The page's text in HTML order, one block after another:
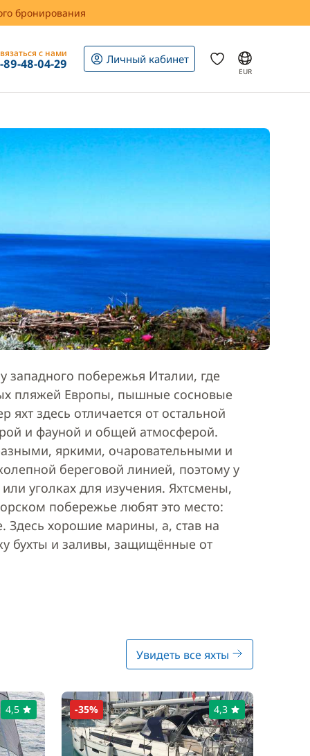
бронирования
с нами
89-48-04-29 Личный кабинет
EUR
западного побережья Италии, где
пляжей Европы, пышные сосновые
здесь отличается от остальной
и фауной и общей атмосферой.
яркими, очаровательными и
береговой линией, поэтому у
уголках для изучения. Яхтсмены,
побережье любят это место:
Здесь хорошие марины, а, став на
бухты и заливы, защищённые от
Увидеть все яхты
4,5 -35% 4,3